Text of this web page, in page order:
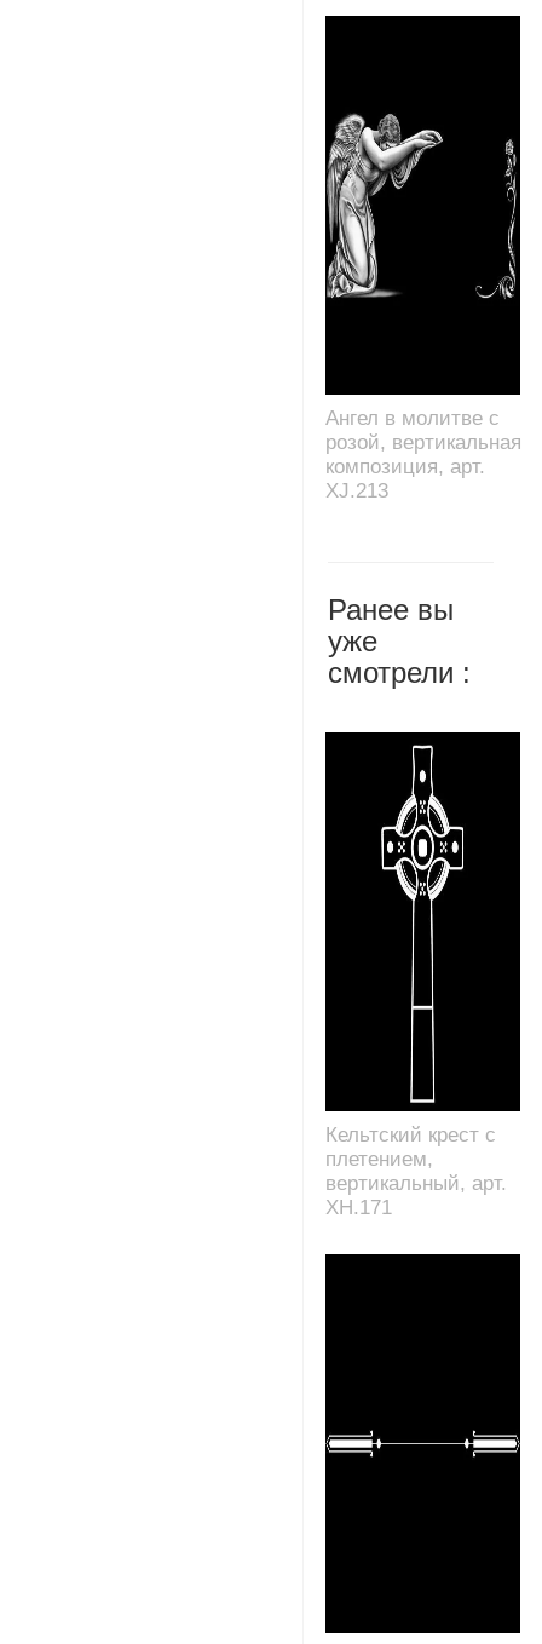
Ангел в молитве с
розой, вертикальная
композиция, арт.
XJ.213
Ранее вы
уже
смотрели :
Кельтский крест с
плетением,
вертикальный, арт.
XH.171